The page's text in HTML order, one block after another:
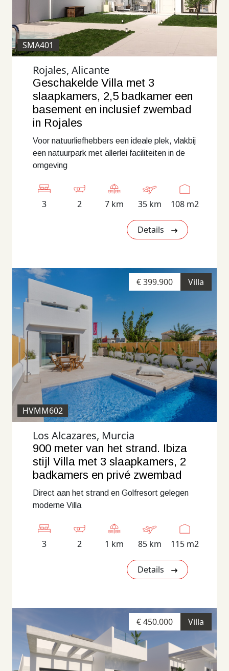
SMA401
Rojales, Alicante
Geschakelde Villa met 3
slaapkamers, 2,5 badkamer een
basement en inclusief zwembad
in Rojales
Voor natuurliefhebbers een ideale plek, vlakbij
een natuurpark met allerlei faciliteiten in de
omgeving
3 2 7 km 35 km 108 m2
Details
Villa
€ 399.900
HVMM602
Los Alcazares, Murcia
900 meter van het strand. Ibiza
stijl Villa met 3 slaapkamers, 2
badkamers en privé zwembad
Direct aan het strand en Golfresort gelegen
moderne Villa
3 2 1 km 85 km 115 m2
Details
Villa
€ 450.000